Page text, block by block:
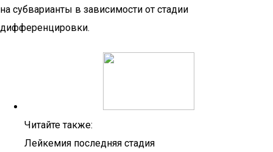
на субварианты в зависимости от стадии
дифференцировки.
Читайте также:
Лейкемия последняя стадия